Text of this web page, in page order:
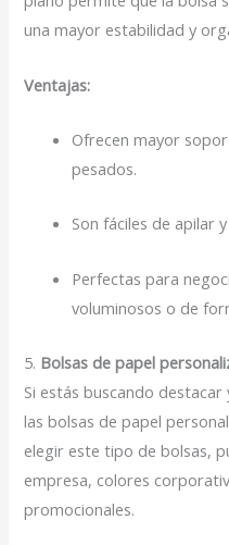
una mayor estabilidad y
Ventajas:
Ofrecen mayor
pesados.
Son fáciles de apilar
Perfectas para
voluminosos o de
5. Bolsas de papel
Si estás buscando
las bolsas de papel
elegir este tipo de bolsas,
empresa, colores
promocionales.